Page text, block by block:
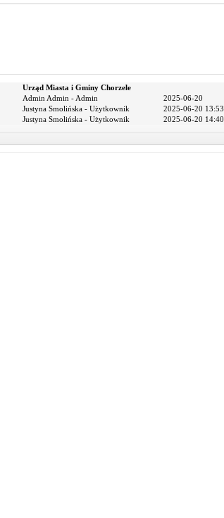
Urząd Miasta i Gminy Chorzele
Admin Admin - Admin
2025-06-20
Justyna Smolińska - Użytkownik
2025-06-20 13:53
Justyna Smolińska - Użytkownik 2025-06-20 14:40